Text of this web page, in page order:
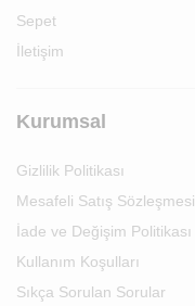
Sepet
İletişim
Kurumsal
Gizlilik Politikası
Mesafeli Satış Sözleşmesi
İade ve Değişim Politikası
Kullanım Koşulları
Sıkça Sorulan Sorular